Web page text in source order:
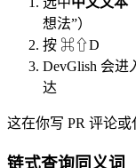
想法”）
按 ⌘⇧D
DevGlish 会进
达
这在你写 PR 评论或
链式查询同义词